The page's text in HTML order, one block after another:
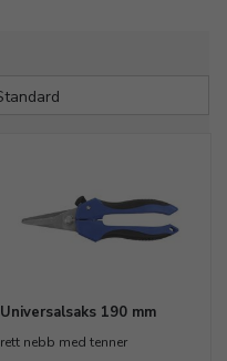
Universalsaks 190 mm
rett nebb med tenner